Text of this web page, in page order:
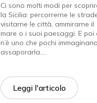
Ci sono molti modi per
la Sicilia: percorrerne le
visitarne le città, ammirarne il
mare o i suoi paesaggi. E poi
n’è uno che pochi
assaporarla.…
Leggi l'articolo